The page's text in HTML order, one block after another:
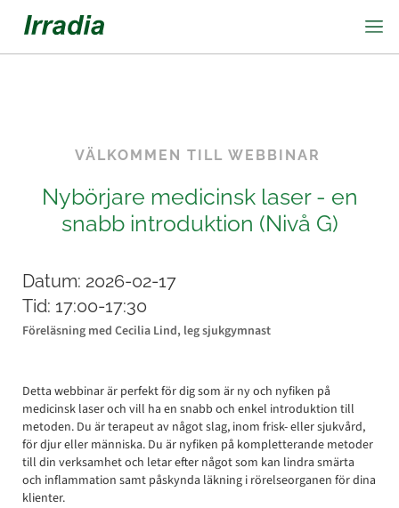
VÄLKOMMEN TILL WEBBINAR
Nybörjare medicinsk laser - en
snabb introduktion (Nivå G)
Datum: 2026-02-17
Tid: 17:00-17:30
Föreläsning med Cecilia Lind, leg sjukgymnast
Detta webbinar är perfekt för dig som är ny och nyfiken på
medicinsk laser och vill ha en snabb och enkel introduktion till
metoden. Du är terapeut av något slag, inom frisk- eller sjukvård,
för djur eller människa. Du är nyfiken på kompletterande metoder
till din verksamhet och letar efter något som kan lindra smärta
och inflammation samt påskynda läkning i rörelseorganen för dina
klienter.